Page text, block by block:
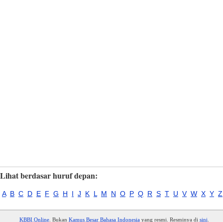
Lihat berdasar huruf depan:
A B C D E F G H I J K L M N O P Q R S T U V W X Y Z
KBBI Online. Bukan Kamus Besar Bahasa Indonesiayang resmi. Resminya di sini